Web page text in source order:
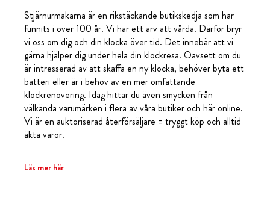
Stjärnurmakarna är en rikstäckande butikskedja som har
funnits i över 100 år. Vi har ett arv att vårda. Därför bryr
vi oss om dig och din klocka över tid. Det innebär att vi
gärna hjälper dig under hela din klockresa. Oavsett om du
är intresserad av att skaffa en ny klocka, behöver byta ett
batteri eller är i behov av en mer omfattande
klockrenovering. Idag hittar du även smycken från
välkända varumärken i flera av våra butiker och här online.
Vi är en auktoriserad återförsäljare = tryggt köp och alltid
äkta varor.
Läs mer här